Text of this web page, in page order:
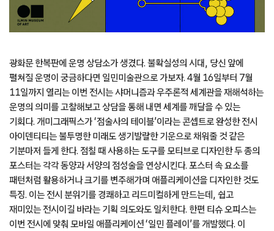
광화문 한복판에 운명 상담소가 생겼다. 불확실성의 시대, 당신 앞에
펼쳐질 운명이 궁금하다면 일민미술관으로 가보자. 4월 16일부터 7월
11일까지 열리는 이번 전시는 샤머니즘과 우주론적 세계관을 재해석하는
운명의 의미를 고찰해보고 상담을 통해 내면 세계를 깨달을 수 있는
기회다. 개미그래픽스가 ‘점술사의 테이블’이라는 콘셉트로 완성한 전시
아이덴티티는 불투명한 미래도 생기발랄한 기운으로 채워줄 것 같은
기분마저 들게 한다. 점칠 때 사용하는 도구를 모티브로 디자인한 두 종의
포스터는 각각 동양과 서양의 점성술을 연상시킨다. 포스터 속 요소를
패턴처럼 활용하거나 크기를 변주해가며 애플리케이션을 디자인한 것도
특징. 이는 전시 분위기를 경쾌하고 리드미컬하게 만드는데, 쉽고
재미있는 전시이길 바라는 기획 의도와도 일치한다. 한편 티슈 오피스는
이번 전시에 맞춰 모바일 애플리케이션 ‘일민 플레이’를 개발했다. 이